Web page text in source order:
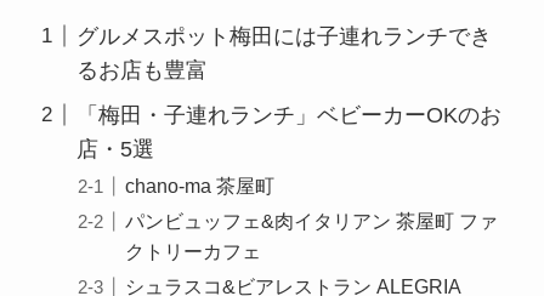
グルメスポット梅田には子連れランチでき
るお店も豊富
「梅田・子連れランチ」ベビーカーOKのお
店・5選
chano-ma 茶屋町
パンビュッフェ&肉イタリアン 茶屋町 ファ
クトリーカフェ
シュラスコ&ビアレストラン ALEGRIA